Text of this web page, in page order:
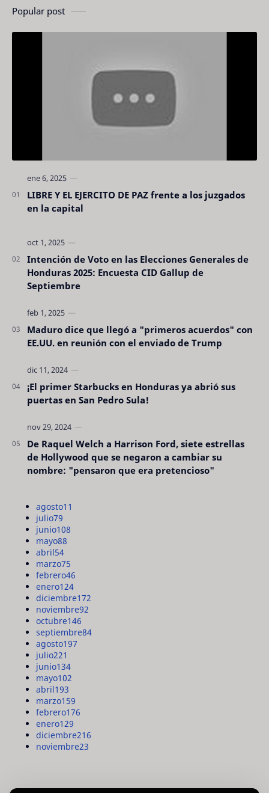
Popular post
LIBRE Y EL EJERCITO DE PAZ frente a los juzgados
en la capital
Intención de Voto en las Elecciones Generales de
Honduras 2025: Encuesta CID Gallup de
Septiembre
Maduro dice que llegó a "primeros acuerdos" con
EE.UU. en reunión con el enviado de Trump
¡El primer Starbucks en Honduras ya abrió sus
puertas en San Pedro Sula!
De Raquel Welch a Harrison Ford, siete estrellas
de Hollywood que se negaron a cambiar su
nombre: "pensaron que era pretencioso"
agosto11
julio79
junio108
mayo88
abril54
marzo75
febrero46
enero124
diciembre172
noviembre92
octubre146
septiembre84
agosto197
julio221
junio134
mayo102
abril193
marzo159
febrero176
enero129
diciembre216
noviembre23